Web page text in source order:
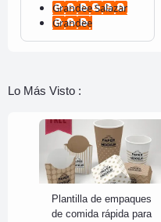
Grandee Salazar
Grandee
Lo Más Visto :
Plantilla de empaques
de comida rápida para